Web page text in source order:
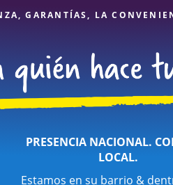
GARANTÍAS, LA
PRESENCIA NACIONAL.
LOCAL.
Estamos en su barrio &